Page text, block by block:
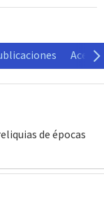
Acerca
de épocas